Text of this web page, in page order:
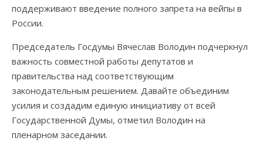
поддерживают введение полного запрета на вейпы в
России.
Председатель Госдумы Вячеслав Володин подчеркнул
важность совместной работы депутатов и
правительства над соответствующим
законодательным решением. Давайте объединим
усилия и создадим единую инициативу от всей
Государственной Думы, отметил Володин на
пленарном заседании.